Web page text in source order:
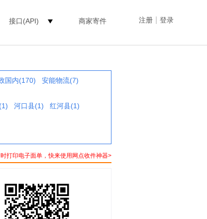
注册 登录
接口(API) 商家寄件
国内(170)
安能物流(7)
河口县(1)
红河县(1)
打印电子面单，快来使用网点收件神器>